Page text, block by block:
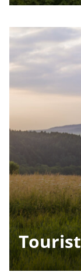
Container